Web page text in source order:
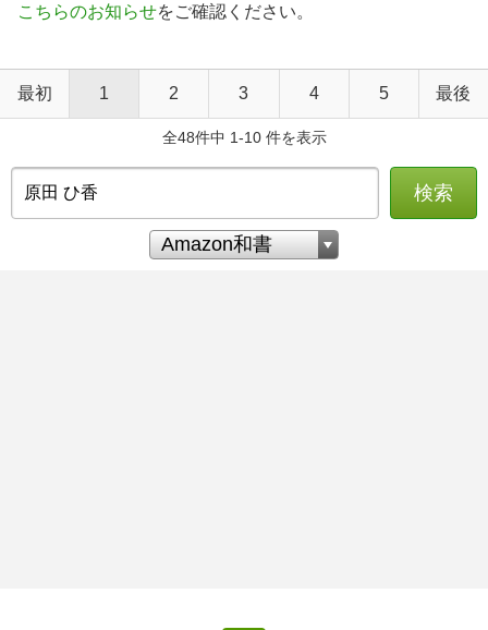
こちらのお知らせをご確認ください。
最初 1 2 3 4 5 最後
全48件中 1-10 件を表示
検索